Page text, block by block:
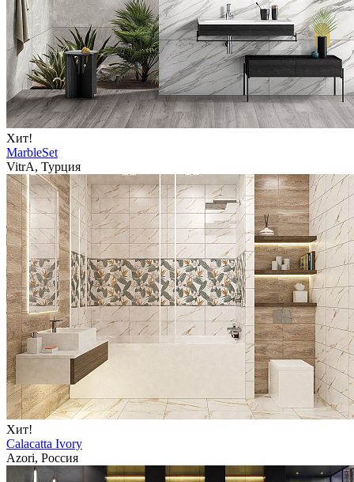
Хит!
MarbleSet
VitrA, Турция
Хит!
Calacatta Ivory
Azori, Россия